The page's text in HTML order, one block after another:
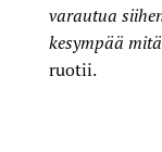
varautua
kesympää
ruotii.